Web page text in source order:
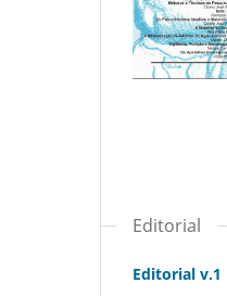
Editorial
Editorial v.1